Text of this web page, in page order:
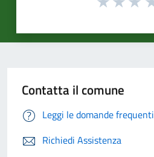
Contatta il comune
Leggi le domande frequenti
Richiedi Assistenza